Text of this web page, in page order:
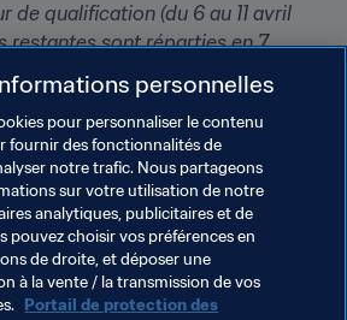
de qualification (du 6 au 11 avril
restantes sont réparties en 7
de chaque groupe sont
pour France 2019. Les quatre
accèdent aux barrages, qui se
finales et finale. Le vainqueur de
et dernière équipe
outre la France, pays hôte.
personnelles
pour personnaliser le contenu
fournir des fonctionnalités de
notre trafic. Nous partageons
sur votre utilisation de notre
analytiques, publicitaires et de
pouvez choisir vos préférences en
de droite, et déposer une
à la vente / la transmission de vos
Portail de protection des